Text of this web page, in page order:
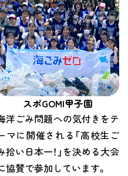
スポGOMI甲子園
洋ごみ問題への気付きをテ
マに開催される「高校生ご
拾い日本一！」を決める大会
協賛で参加しています。